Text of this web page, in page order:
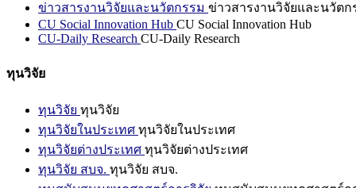
ข่าวสารงานวิจัยและนวัตกรรม ข่าวสารงานวิจัยและนวัตก
CU Social Innovation Hub CU Social Innovation Hub
CU-Daily Research CU-Daily Research
ทุนวิจัย
ทุนวิจัย ทุนวิจัย
ทุนวิจัยในประเทศ ทุนวิจัยในประเทศ
ทุนวิจัยต่างประเทศ ทุนวิจัยต่างประเทศ
ทุนวิจัย สบจ. ทุนวิจัย สบจ.